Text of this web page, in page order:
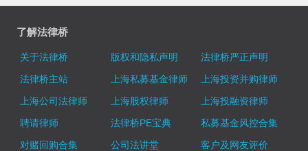
了解法律桥
关于法律桥 版权和隐私声明
法律桥严正声明
法律桥主站
上海私募基金律师
上海投资并购律师
上海公司法律师
上海股权律师
上海投融资律师
聘请律师
法律桥PE宝典
私募基金风控合集
对赌回购合集
公司法讲堂
客户及网友评价